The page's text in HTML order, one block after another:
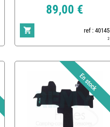
89,00 €
ref : 40145
2